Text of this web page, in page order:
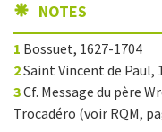
NOTES
1 Bossuet, 1627-1704
2Saint Vincent de Paul,
3Cf. Message du père
Trocadéro (voir RQM,